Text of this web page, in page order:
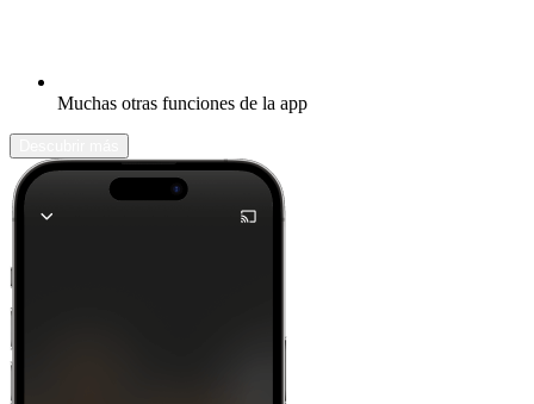
Muchas otras funciones de la app